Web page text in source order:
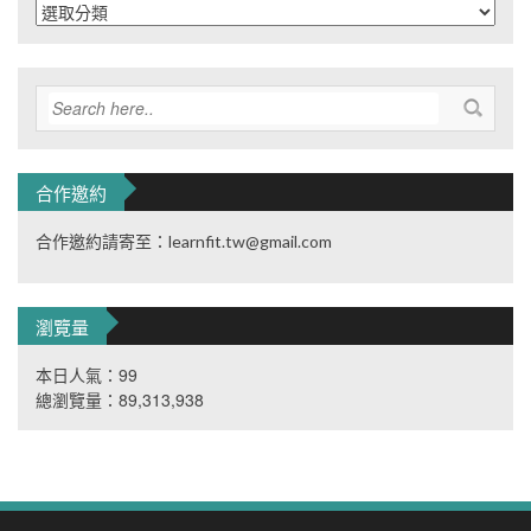
分
類
合作邀約
合作邀約請寄至：learnfit.tw@gmail.com
瀏覽量
本日人氣：99
總瀏覽量：89,313,938